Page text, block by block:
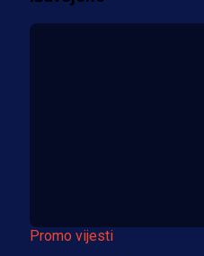
Promo vijesti